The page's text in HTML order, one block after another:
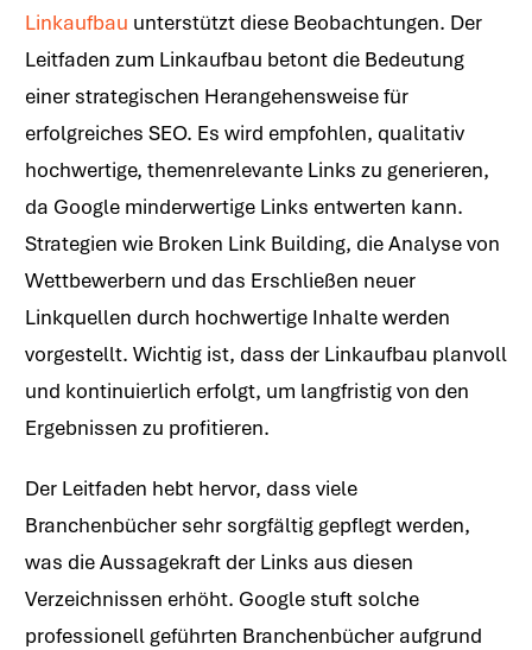
Linkaufbau unterstützt diese Beobachtungen. Der
Leitfaden zum Linkaufbau betont die Bedeutung
einer strategischen Herangehensweise für
erfolgreiches SEO. Es wird empfohlen, qualitativ
hochwertige, themenrelevante Links zu generieren,
da Google minderwertige Links entwerten kann.
Strategien wie Broken Link Building, die Analyse von
Wettbewerbern und das Erschließen neuer
Linkquellen durch hochwertige Inhalte werden
vorgestellt. Wichtig ist, dass der Linkaufbau planvoll
und kontinuierlich erfolgt, um langfristig von den
Ergebnissen zu profitieren.
Der Leitfaden hebt hervor, dass viele
Branchenbücher sehr sorgfältig gepflegt werden,
was die Aussagekraft der Links aus diesen
Verzeichnissen erhöht. Google stuft solche
professionell geführten Branchenbücher aufgrund